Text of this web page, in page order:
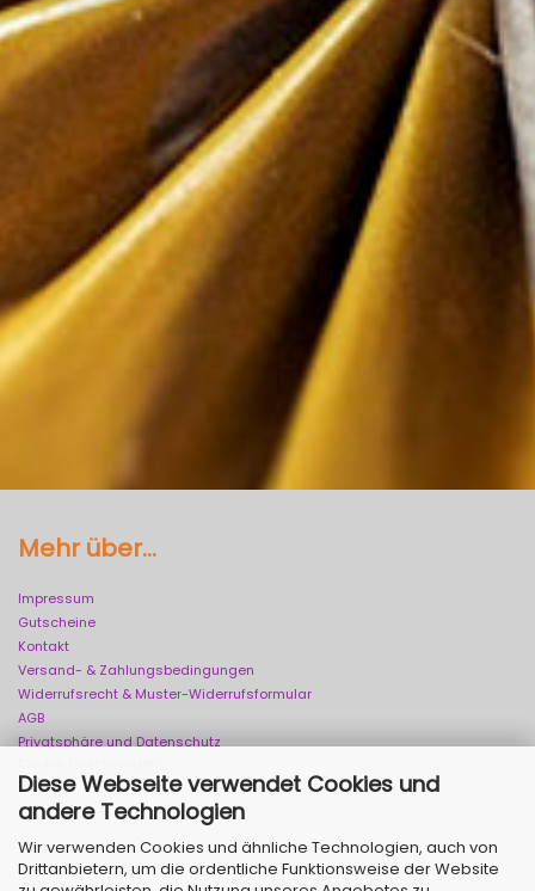
Diese Webseite verwendet Cookies und
andere Technologien
Wir verwenden Cookies und ähnliche Technologien, auch von
Drittanbietern, um die ordentliche Funktionsweise der Website
Mehr über...
Impressum
Gutscheine
Kontakt
Versand- & Zahlungsbedingungen
Widerrufsrecht & Muster-Widerrufsformular
AGB
Privatsphäre und Datenschutz